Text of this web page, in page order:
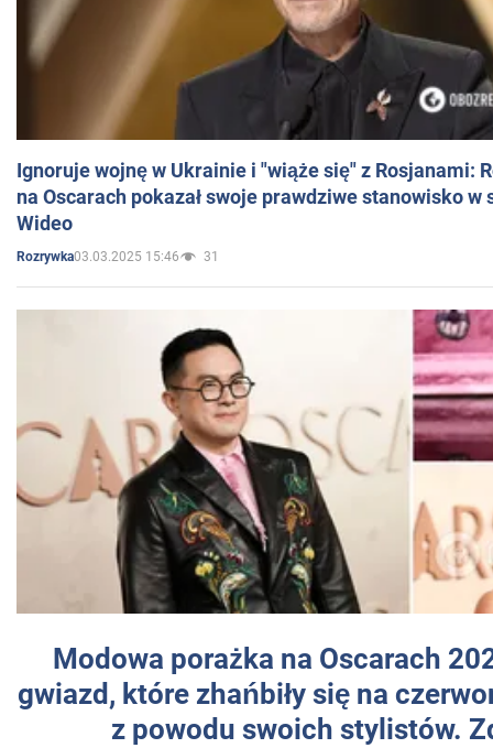
Ignoruje wojnę w Ukrainie i "wiąże się" z Rosjanami:
na Oscarach pokazał swoje prawdziwe stanowisko w
Wideo
Rozrywka03.03.2025 15:46 31
Modowa porażka na Oscarach
gwiazd, które zhańbiły się na
z powodu swoich stylistów.